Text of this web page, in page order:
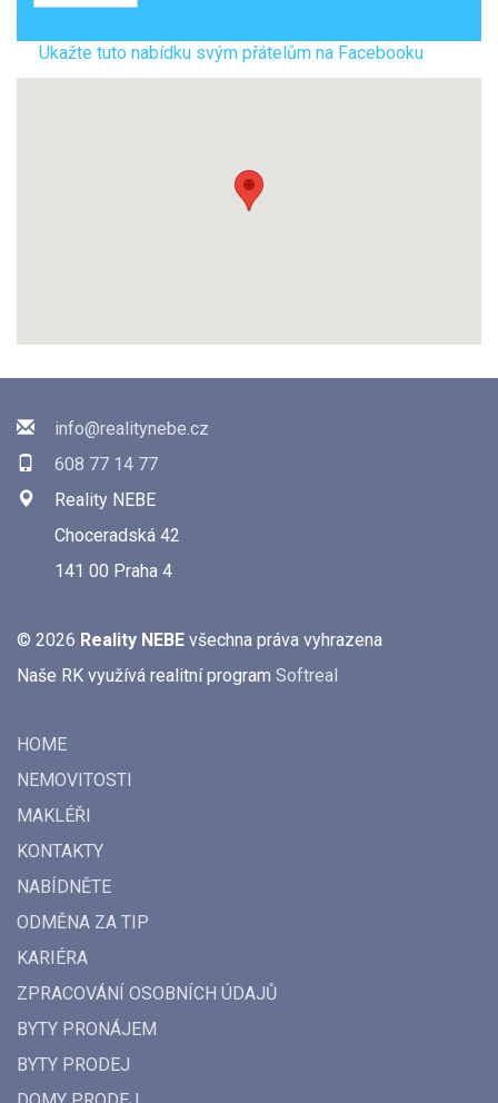
Ukažte tuto nabídku svým přátelům na Facebooku
info@realitynebe.cz
608 77 14 77
Reality NEBE
Choceradská 42
141 00 Praha 4
© 2026 Reality NEBE všechna práva vyhrazena
Naše RK využívá realitní program Softreal
HOME
NEMOVITOSTI
MAKLÉŘI
KONTAKTY
NABÍDNĚTE
ODMĚNA ZA TIP
KARIÉRA
ZPRACOVÁNÍ OSOBNÍCH ÚDAJŮ
BYTY PRONÁJEM
BYTY PRODEJ